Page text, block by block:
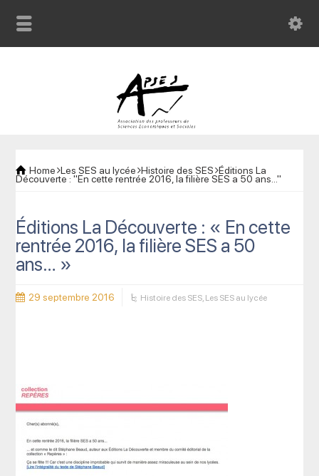
Home Les SES au lycée Histoire des SES Éditions La
Découverte : "En cette rentrée 2016, la filière SES a 50 ans..."
Éditions La Découverte : « En cette
rentrée 2016, la filière SES a 50
ans… »
29 septembre 2016 Histoire des SES, Les SES au lycée